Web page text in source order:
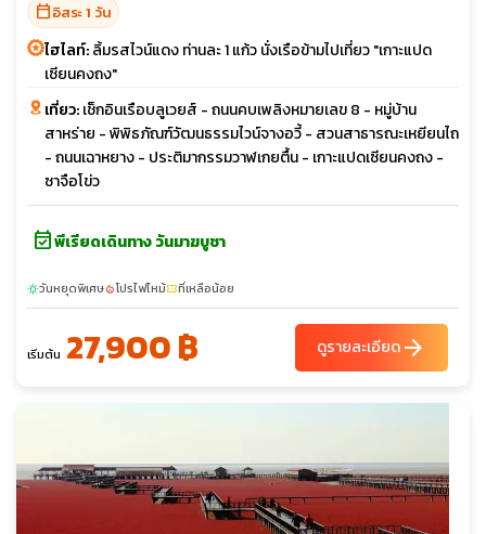
calendar_todayอิสระ 1 วัน
ไฮไลท์:ลิ้มรสไวน์แดง ท่านละ 1 แก้ว นั่งเรือข้ามไปเที่ยว "เกาะแปด
เซียนคงถง"
เที่ยว:เช็กอินเรือบลูเวยส์ - ถนนคบเพลิงหมายเลข 8 - หมู่บ้าน
สาหร่าย - พิพิธภัณฑ์วัฒนธรรมไวน์จางอวี้ - สวนสาธารณะเหยียนไถ
- ถนนเฉาหยาง - ประติมากรรมวาฬเกยตื้น - เกาะแปดเซียนคงถง -
ซาจือโข่ว
event_availableพีเรียดเดินทาง วันมาฆบูชา
sunnyวันหยุดพิเศษlocal_fire_departmentโปรไฟไหม้confirmation_numberที่เหลือน้อย
เริ่มต้น 27,900 ฿ ดูรายละเอียดarrow_forward